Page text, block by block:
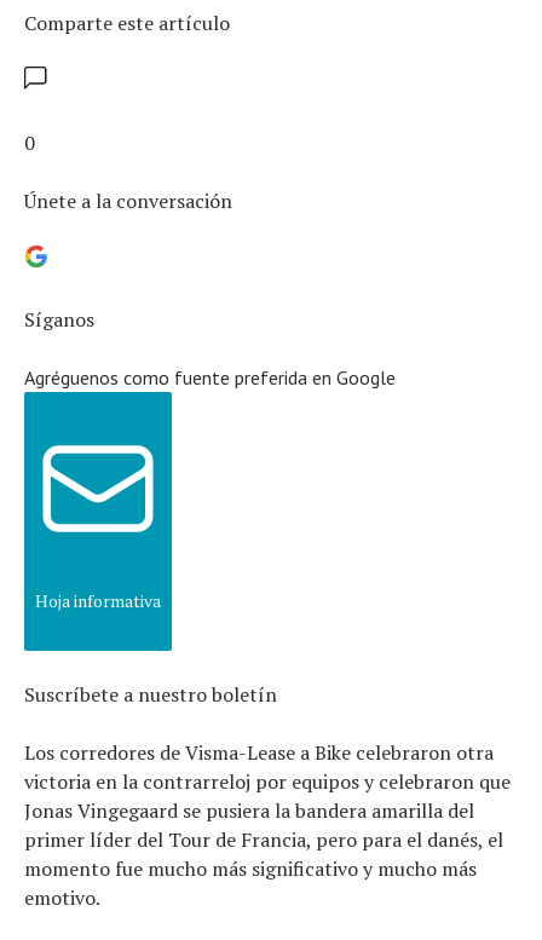
Comparte este artículo
0
Únete a la conversación
Síganos
Agréguenos como fuente preferida en Google
Hoja informativa
Suscríbete a nuestro boletín
Los corredores de Visma-Lease a Bike celebraron otra
victoria en la contrarreloj por equipos y celebraron que
Jonas Vingegaard se pusiera la bandera amarilla del
primer líder del Tour de Francia, pero para el danés, el
momento fue mucho más significativo y mucho más
emotivo.
Revisión de productos
El equipo